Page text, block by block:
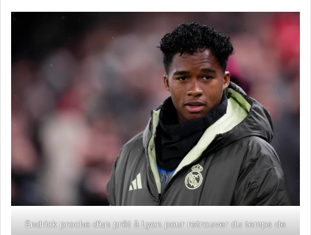
Endrick proche d’un prêt à Lyon pour retrouver du temps de